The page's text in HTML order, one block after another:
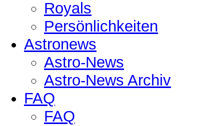
Royals
Persönlichkeiten
Astronews
Astro-News
Astro-News Archiv
FAQ
FAQ